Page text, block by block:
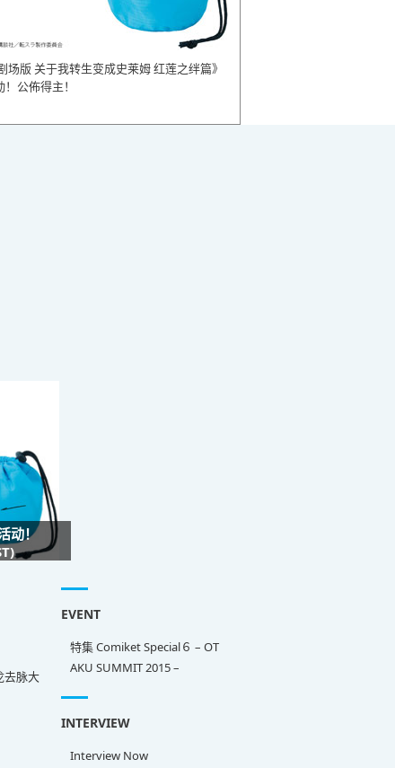
版 关于我转生变成史莱姆 红莲之绊篇》
公佈得主！
动！
去脉大
EVENT
特集 Comiket Special６ – OT
AKU SUMMIT 2015 –
INTERVIEW
Interview Now